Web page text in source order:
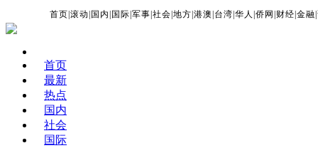
首页 |滚动 国内 国际 |军事 |社会 |地方 |港澳 台湾 |华人 |侨网 财经 |金融 |
首页
最新
热点
国内
社会
国际